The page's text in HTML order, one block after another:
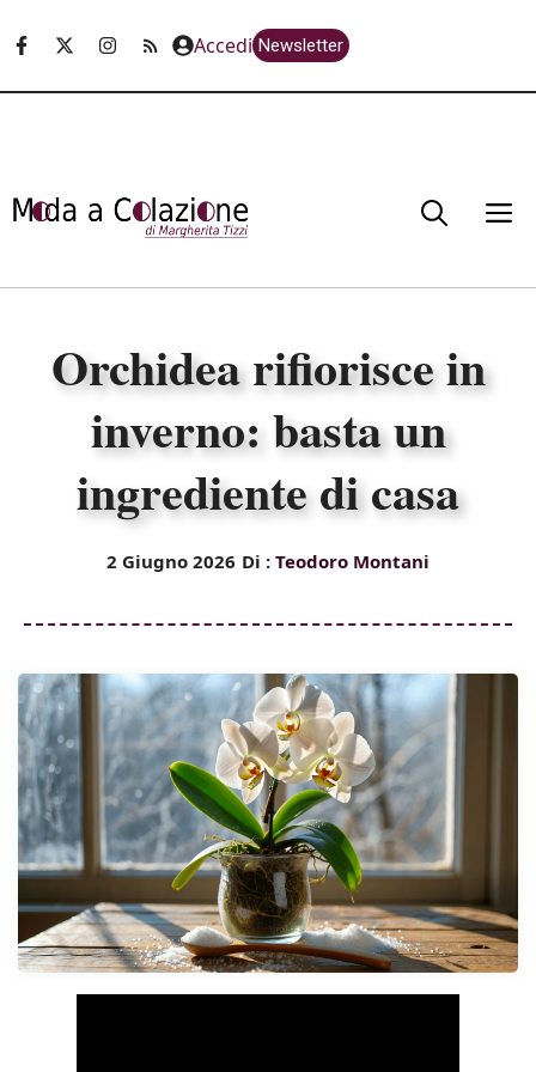
Accedi Newsletter
Orchidea rifiorisce in
inverno: basta un
ingrediente di casa
2 Giugno 2026 Di : Teodoro Montani